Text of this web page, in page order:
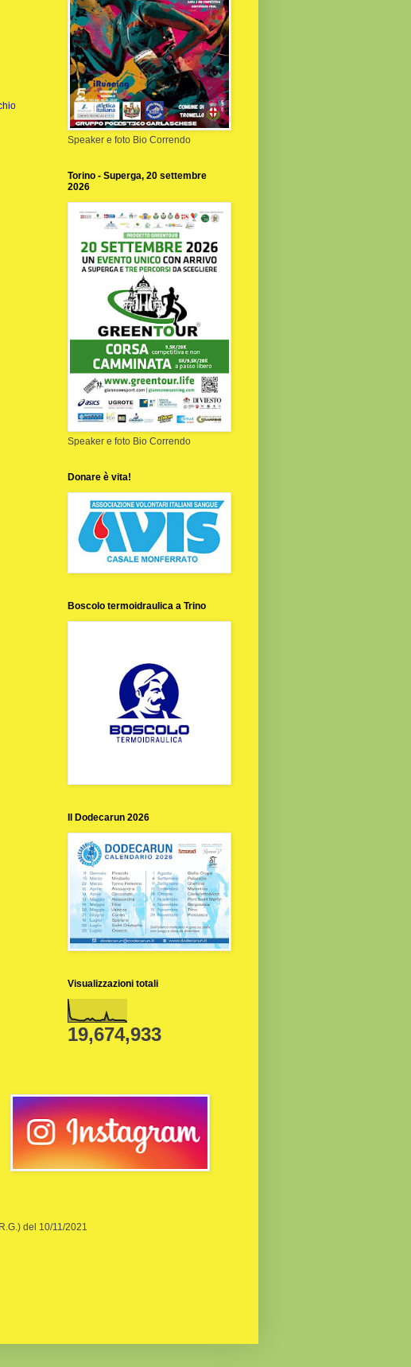
Speaker e foto Bio Correndo
Torino - Superga, 20 settembre
2026
Speaker e foto Bio Correndo
Donare è vita!
Boscolo termoidraulica a Trino
Il Dodecarun 2026
Visualizzazioni totali
19,674,933
del 10/11/2021